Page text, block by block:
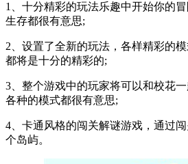
1、十分精彩的玩法乐趣中开始你的
生存都很有意思;
2、设置了全新的玩法，各样精彩的
都将是十分的精彩的;
3、整个游戏中的玩家将可以和校花
各种的模式都很有意思;
4、卡通风格的闯关解谜游戏，通过
个岛屿。